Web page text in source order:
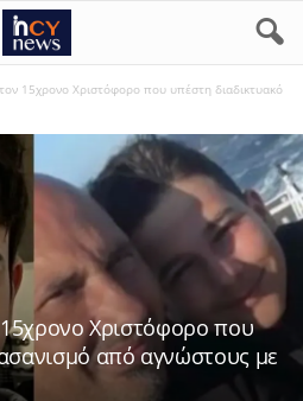
15χρονο Χριστόφορο που υπέστη διαδικτυακό
15χρονο Χριστόφορο που
από αγνώστους με